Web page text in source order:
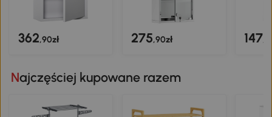
362,90zł 275,90zł 147
Najczęściej kupowane razem